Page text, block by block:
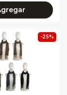
-25%